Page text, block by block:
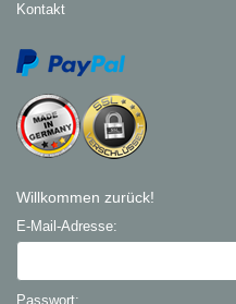
Kontakt
Willkommen zurück!
E-Mail-Adresse:
Passwort: